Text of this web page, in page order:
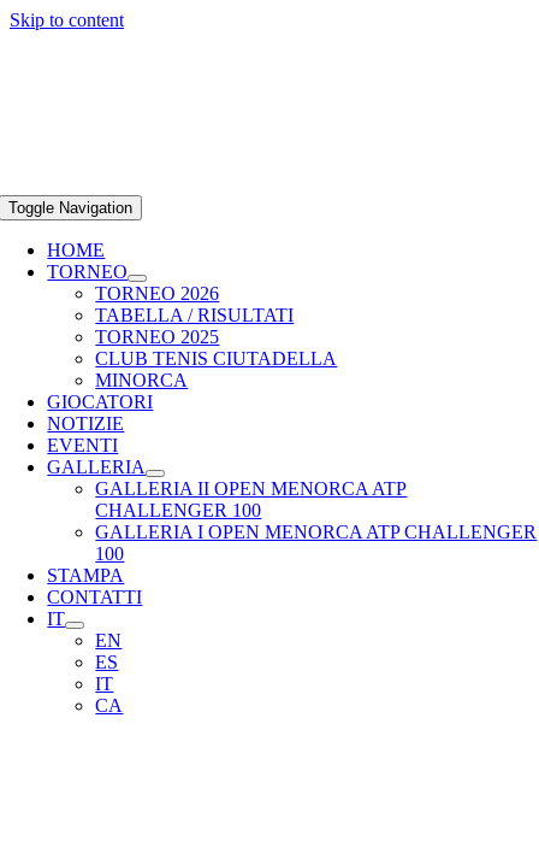
Skip to content
Toggle Navigation
HOME
TORNEO
TORNEO 2026
TABELLA / RISULTATI
TORNEO 2025
CLUB TENIS CIUTADELLA
MINORCA
GIOCATORI
NOTIZIE
EVENTI
GALLERIA
GALLERIA II OPEN MENORCA ATP
CHALLENGER 100
GALLERIA I OPEN MENORCA ATP CHALLENGER
100
STAMPA
CONTATTI
IT
EN
ES
IT
CA